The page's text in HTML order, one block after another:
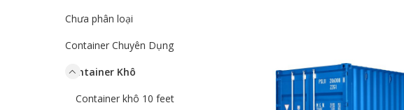
Chưa phân loại
Container Chuyên Dụng
Container Khô
Container khô 10 feet